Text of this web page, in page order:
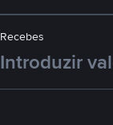
Recebes